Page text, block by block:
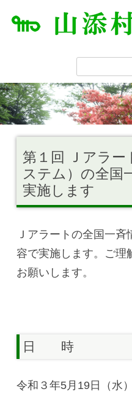
第１回 Ｊアラー
ステム）の全国
実施します
Ｊアラートの全国一
容で実施します。ご理
お願いします。
日 時
令和３年5月19日（